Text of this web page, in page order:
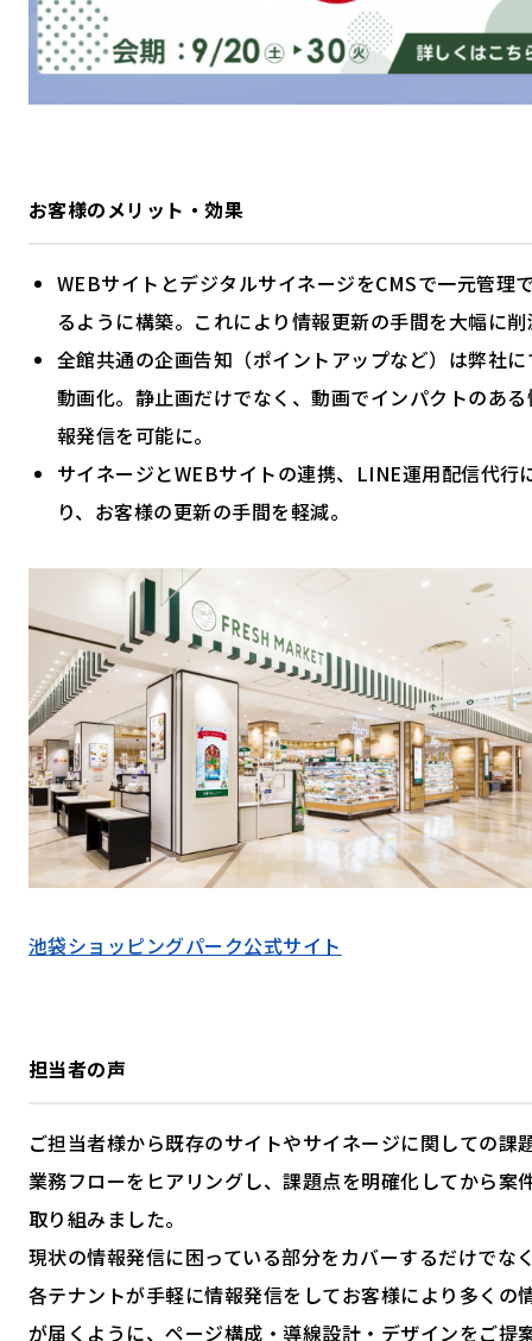
お客様のメリット・効果
WEBサイトとデジタルサイネージをCMSで一元管理
るように構築。これにより情報更新の手間を大幅に削
全館共通の企画告知（ポイントアップなど）は弊社に
動画化。静止画だけでなく、動画でインパクトのある
報発信を可能に。
サイネージとWEBサイトの連携、LINE運用配信代行
り、お客様の更新の手間を軽減。
池袋ショッピングパーク公式サイト
担当者の声
ご担当者様から既存のサイトやサイネージに関しての課
業務フローをヒアリングし、課題点を明確化してから案
取り組みました。
現状の情報発信に困っている部分をカバーするだけでな
各テナントが手軽に情報発信をしてお客様により多くの
が届くように、ページ構成・導線設計・デザインをご提